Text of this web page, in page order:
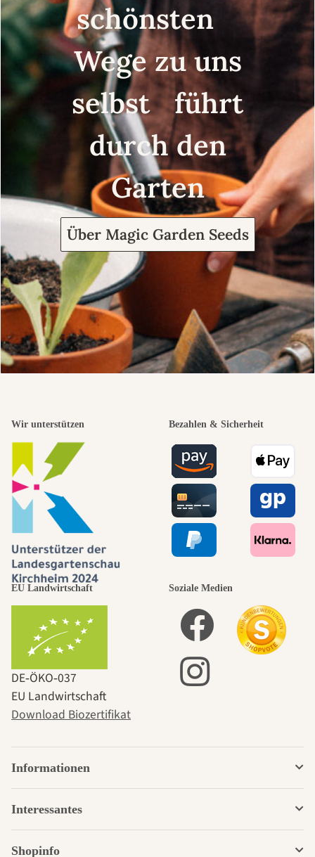
schönsten
Wege zu uns
selbst führt
durch den
Garten
Über Magic Garden Seeds
Wir unterstützen Bezahlen & Sicherheit
EU Landwirtschaft
DE‑ÖKO‑037
EU Landwirtschaft
Download Biozertifikat
Soziale Medien
Informationen
Interessantes
Shopinfo